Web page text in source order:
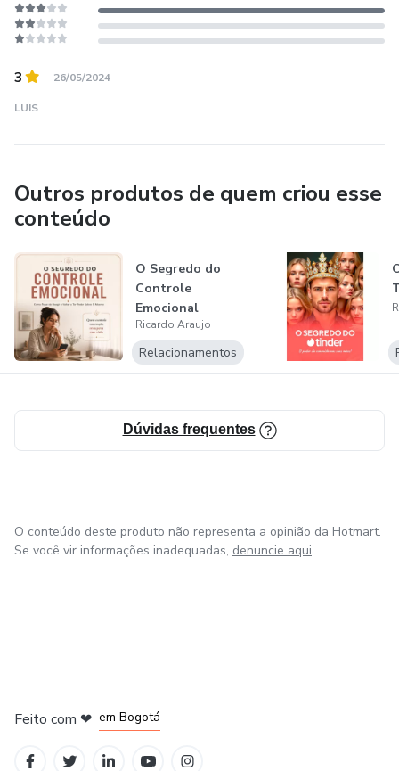
3 26/05/2024
LUIS
Outros produtos de quem criou esse
conteúdo
O Segredo do
Controle
Emocional
Ricardo Araujo
Relacionamentos
Dúvidas frequentes
O conteúdo deste produto não representa a opinião da Hotmart.
Se você vir informações inadequadas, denuncie aqui
Feito com ❤ em Bogotá